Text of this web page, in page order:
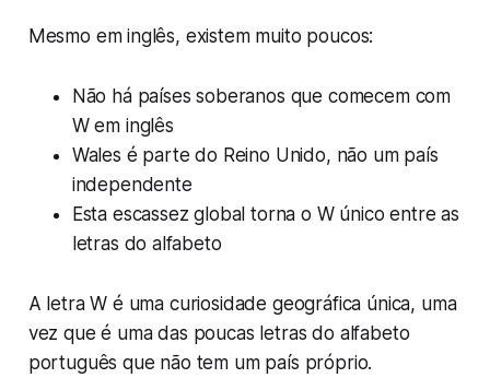
Mesmo em inglês, existem muito poucos:
Não há países soberanos que comecem com
W em inglês
Wales é parte do Reino Unido, não um país
independente
Esta escassez global torna o W único entre as
letras do alfabeto
A letra W é uma curiosidade geográfica única, uma
vez que é uma das poucas letras do alfabeto
português que não tem um país próprio.